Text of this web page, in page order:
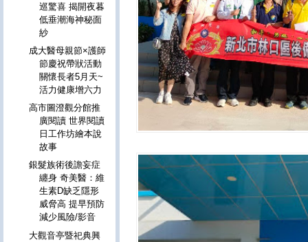
巡驚喜 揭開夜暮
低垂潮海神秘面
紗
成大醫母親節×護師
節慶祝帶狀活動
關懷長者5月天~
活力健康增六力
高市圖澄觀分館推
廣閱讀 世界閱讀
日工作坊繪本說
故事
銀髮族術後譫妄症
纏身 奇美醫：維
生素D缺乏隱形
威脅高 提早預防
減少風險/影音
大觀音亭暨祀典興